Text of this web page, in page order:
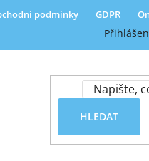
podmínky GDPR
HLEDAT